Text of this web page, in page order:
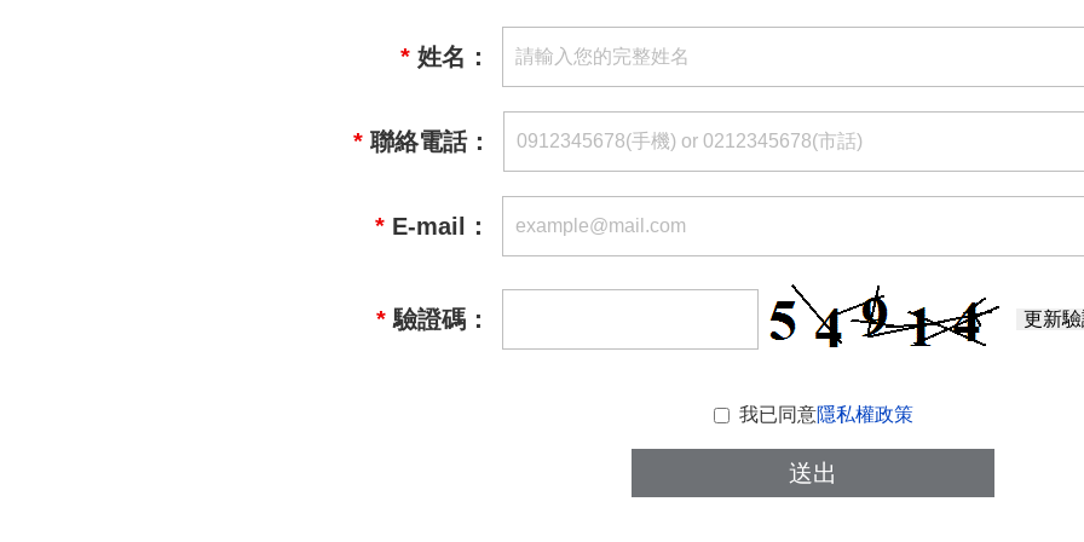
* 姓名：
* 聯絡電話：
* E-mail：
* 驗證碼： 更新
我已同意隱私權政策
送出